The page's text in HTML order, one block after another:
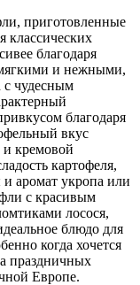
приготовленные
классических
благодаря
и нежными,
с чудесным
благодаря
вкус
и кремовой
картофеля,
и аромат укропа или
с красивым
лосося,
блюдо для
когда хочется
праздничных
Европе.